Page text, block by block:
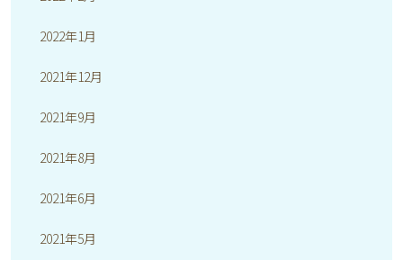
2022年1月
2021年12月
2021年9月
2021年8月
2021年6月
2021年5月